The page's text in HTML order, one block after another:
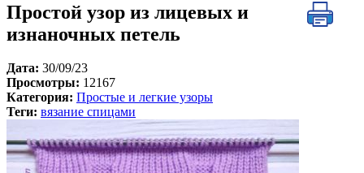
Простой узор из лицевых и
изнаночных петель
Дата: 30/09/23
Просмотры: 12167
Категория: Простые и легкие узоры
Теги: вязание спицами